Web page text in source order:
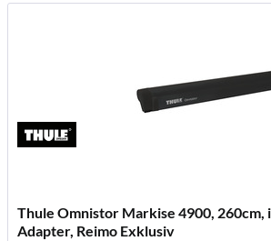
Thule Omnistor Markise 4900,
Adapter, Reimo Exklusiv